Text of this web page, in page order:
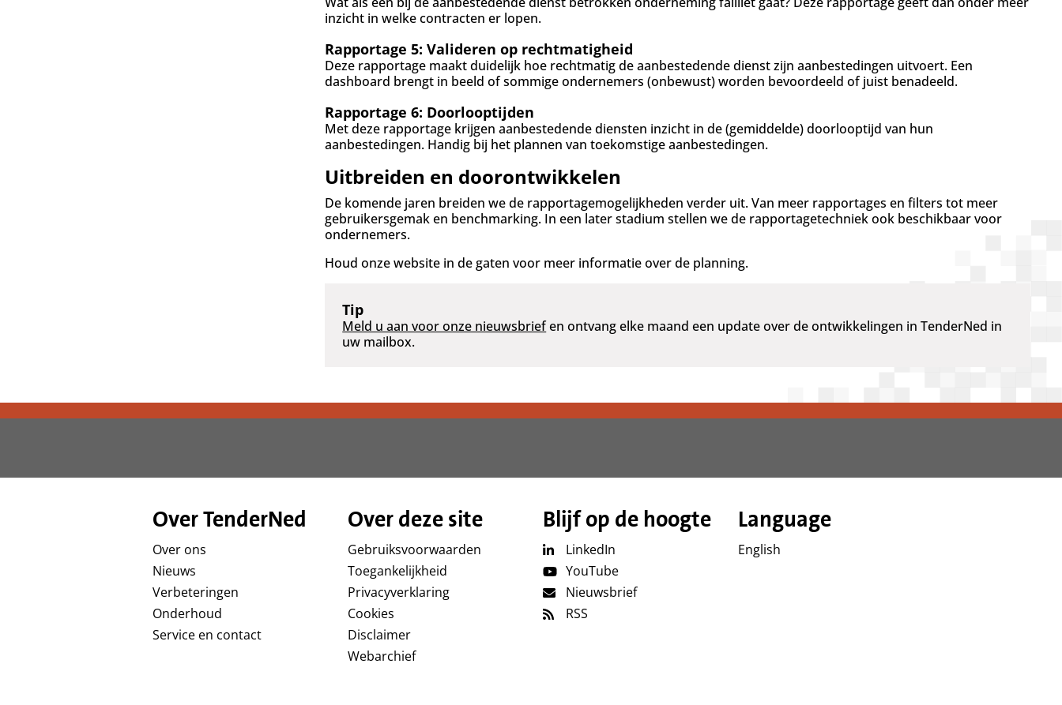
inzicht in welke contracten er lopen.
Rapportage 5: Valideren op rechtmatigheid
Deze rapportage maakt duidelijk hoe rechtmatig de aanbestedende dienst zijn aanbestedingen uitvoert. Een
dashboard brengt in beeld of sommige ondernemers (onbewust) worden bevoordeeld of juist benadeeld.
Rapportage 6: Doorlooptijden
Met deze rapportage krijgen aanbestedende diensten inzicht in de (gemiddelde) doorlooptijd van hun
aanbestedingen. Handig bij het plannen van toekomstige aanbestedingen.
Uitbreiden en doorontwikkelen
De komende jaren breiden we de rapportagemogelijkheden verder uit. Van meer rapportages en filters tot meer
gebruikersgemak en benchmarking. In een later stadium stellen we de rapportagetechniek ook beschikbaar voor
ondernemers.
Houd onze website in de gaten voor meer informatie over de planning.
Tip
Meld u aan voor onze nieuwsbriefen ontvang elke maand een update over de ontwikkelingen in TenderNed in
uw mailbox.
Over TenderNed
Over ons
Nieuws
Verbeteringen
Onderhoud
Service en contact
Over deze site
Gebruiksvoorwaarden
Toegankelijkheid
Privacyverklaring
Cookies
Disclaimer
Webarchief
Blijf op de hoogte
LinkedIn
YouTube
Nieuwsbrief
RSS
Language
English